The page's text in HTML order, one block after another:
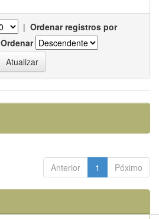
| Ordenar registros por
Ordenar
Anterior 1 Póximo